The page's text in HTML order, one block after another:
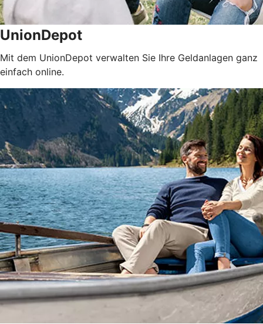
UnionDepot
Mit dem UnionDepot verwalten Sie Ihre Geldanlagen ganz
einfach online.